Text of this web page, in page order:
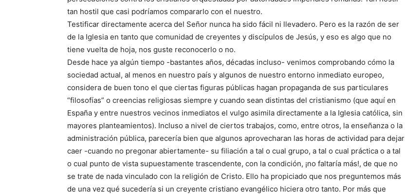
tan hostil que casi podríamos compararlo con el nuestro.
Testificar directamente acerca del Señor nunca ha sido fácil ni llevadero. Pero es la razón de ser
de la Iglesia en tanto que comunidad de creyentes y discípulos de Jesús, y eso es algo que no
tiene vuelta de hoja, nos guste reconocerlo o no.
Desde hace ya algún tiempo -bastantes años, décadas incluso- venimos comprobando cómo la
sociedad actual, al menos en nuestro país y algunos de nuestro entorno inmediato europeo,
considera de buen tono el que ciertas figuras públicas hagan propaganda de sus particulares
“filosofías” o creencias religiosas siempre y cuando sean distintas del cristianismo (que aquí en
España y entre nuestros vecinos inmediatos el vulgo asimila directamente a la Iglesia católica, sin
mayores planteamientos). Incluso a nivel de ciertos trabajos, como, entre otros, la enseñanza o la
administración pública, parecería bien que algunos aprovecharan las horas de actividad para dejar
caer -cuando no pregonar abiertamente- su filiación a tal o cual grupo, a tal o cual práctica o a tal
o cual punto de vista supuestamente trascendente, con la condición, ¡no faltaría más!, de que no
se trate de nada vinculado con la religión de Cristo. Ello ha propiciado que nos preguntemos más
de una vez qué sucedería si un creyente cristiano evangélico hiciera otro tanto. Por más que